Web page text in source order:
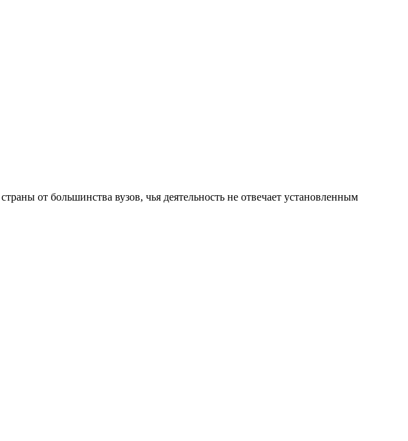
от большинства вузов, чья деятельность не отвечает установленным